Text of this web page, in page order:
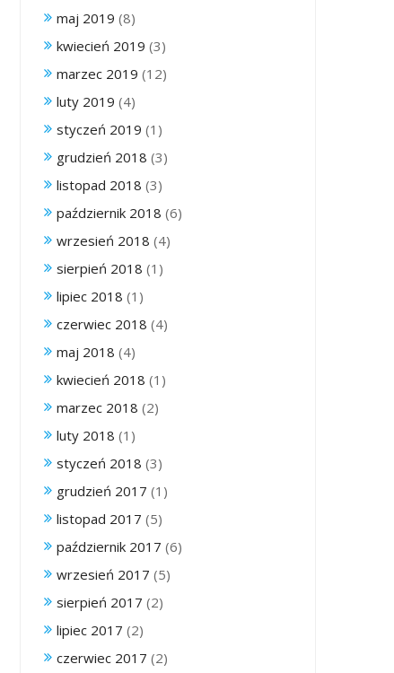
maj 2019 (8)
kwiecień 2019 (3)
marzec 2019 (12)
luty 2019 (4)
styczeń 2019 (1)
grudzień 2018 (3)
listopad 2018 (3)
październik 2018 (6)
wrzesień 2018 (4)
sierpień 2018 (1)
lipiec 2018 (1)
czerwiec 2018 (4)
maj 2018 (4)
kwiecień 2018 (1)
marzec 2018 (2)
luty 2018 (1)
styczeń 2018 (3)
grudzień 2017 (1)
listopad 2017 (5)
październik 2017 (6)
wrzesień 2017 (5)
sierpień 2017 (2)
lipiec 2017 (2)
czerwiec 2017 (2)